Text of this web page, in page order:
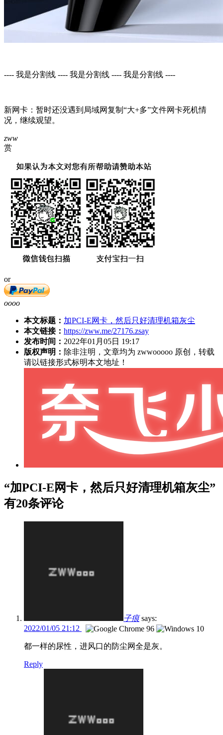
---- 我是分割线 ---- 我是分割线 ---- 我是分割线 ----
新网卡：暂时还没遇到局域网复制“大+多”文件网卡死机情
况，继续观望。
zww
赏
or
oooo
本文标题： 加PCI-E网卡，然后只好清理机箱灰尘
本文链接： https://zww.me/27176.zsay
发布时间： 2022年01月05日 19:17
版权声明： 除非注明，文章均为 zwwooooo 原创，转载
请以链接形式标明本文地址！
“加PCI-E网卡，然后只好清理机箱灰尘”
有20条评论
子痕 says:
2022/01/05 21:12
都一样的尿性，进风口的防尘网全是灰。
Reply